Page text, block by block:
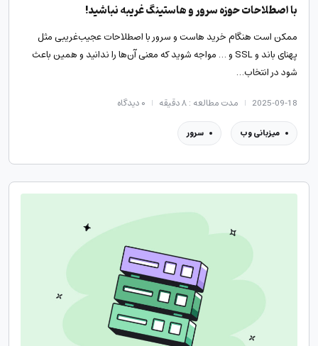
با اصطلاحات حوزه سرور و هاستینگ غریبه نباشید!
ممکن است هنگام خرید هاست و سرور با اصطلاحات عجیب‌غریبی مثل
پهنای باند و SSL و … مواجه شوید که معنی آن‌ها را ندانید و همین باعث
شود در انتخاب…
2025-09-18 مدت مطالعه : ۸ دقیقه ۰دیدگاه
میزبانی وب سرور